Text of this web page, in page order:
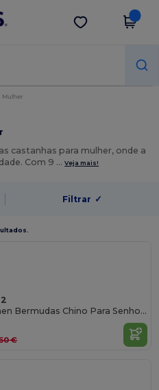
Obter app
Mulher
castanhas para mulher, onde a
Com 9 …Veja mais!
Filtrar ✓
Jasper Women Bermudas Chino Para Senhora
€